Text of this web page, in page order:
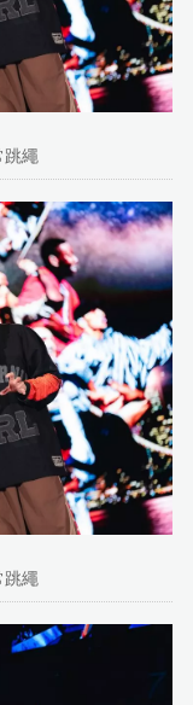
跳繩
跳繩